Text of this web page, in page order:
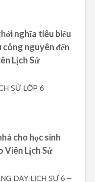
nghĩa tiêu biểu
công nguyên đến
Lịch Sử
SỬ LỚP 6
cho học sinh
Viên Lịch Sử
DẠY LỊCH SỬ 6 –